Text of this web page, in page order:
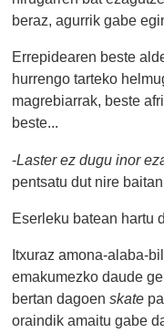
beraz, agurrik gabe
Errepidearen beste
hurrengo tarteko
magrebiarrak, beste
beste...
-Laster ez dugu inor
pentsatu dut nire
Eserleku batean hartu
Itxuraz amona-alaba-
emakumezko daude
bertan dagoenskate
oraindik amaitu gabe